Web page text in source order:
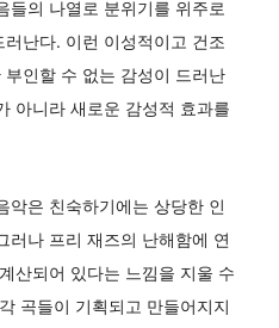
들의 나열로 분위기를 위주로
난다. 이런 이성적이고 건조
인할 수 없는 감성이 드러난
아니라 새로운 감성적 효과를
악은 친숙하기에는 상당한 인
러나 프리 재즈의 난해함에 연
산되어 있다는 느낌을 지울 수
곡들이 기획되고 만들어지지